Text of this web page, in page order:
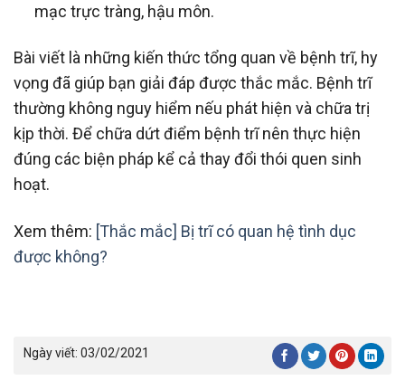
mạc trực tràng, hậu môn.
Bài viết là những kiến thức tổng quan về bệnh trĩ, hy
vọng đã giúp bạn giải đáp được thắc mắc. Bệnh trĩ
thường không nguy hiểm nếu phát hiện và chữa trị
kịp thời. Để chữa dứt điểm bệnh trĩ nên thực hiện
đúng các biện pháp kể cả thay đổi thói quen sinh
hoạt.
Xem thêm: [Thắc mắc] Bị trĩ có quan hệ tình dục
được không?
Ngày viết: 03/02/2021